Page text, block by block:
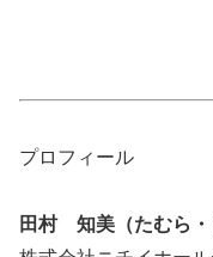
プロフィール
田村 知美（たむら・